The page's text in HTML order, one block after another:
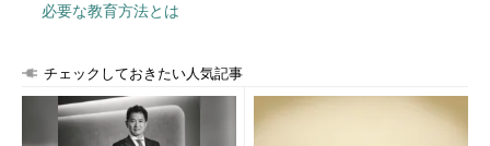
必要な教育方法とは
チェックしておきたい人気記事